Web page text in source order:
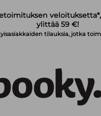
ylittää 59 €!
tilauksia, jotka